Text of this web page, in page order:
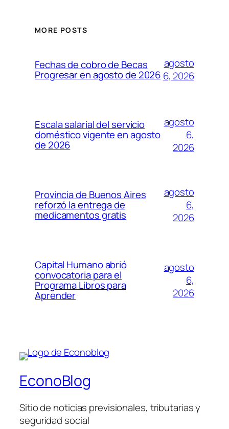
MORE POSTS
Fechas de cobro de Becas
Progresar en agosto de 2026
agosto
6, 2026
Escala salarial del servicio
doméstico vigente en agosto
de 2026
agosto
6,
2026
Provincia de Buenos Aires
reforzó la entrega de
medicamentos gratis
agosto
6,
2026
Capital Humano abrió
convocatoria para el
Programa Libros para
Aprender
agosto
6,
2026
EconoBlog
Sitio de noticias previsionales, tributarias y
seguridad social